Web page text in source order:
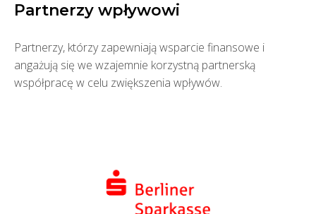
Partnerzy wpływowi
Partnerzy, którzy zapewniają wsparcie finansowe i
angażują się we wzajemnie korzystną partnerską
współpracę w celu zwiększenia wpływów.